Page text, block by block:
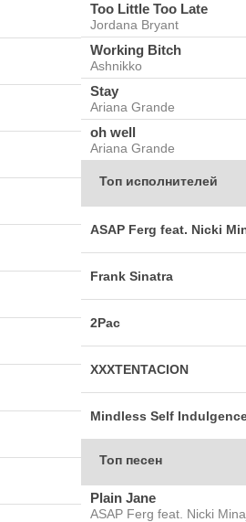
Too Little Too Late
Jordana Bryant
Working Bitch
Ashnikko
Stay
Ariana Grande
oh well
Ariana Grande
Топ исполнителей
ASAP Ferg feat. Nicki
Frank Sinatra
2Pac
XXXTENTACION
Mindless Self
Топ песен
Plain Jane
ASAP Ferg feat. Nicki